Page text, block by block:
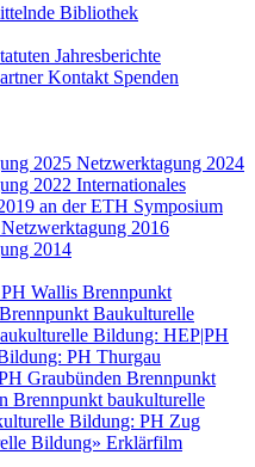
Bibliothek
Jahresberichte
Kontakt Spenden
2025 Netzwerktagung 2024
2022 Internationales
an der ETH Symposium
Netzwerktagung 2016
2014
Wallis Brennpunkt
Brennpunkt Baukulturelle
Bildung: HEP|PH
PH Thurgau
Graubünden Brennpunkt
Brennpunkt baukulturelle
Bildung: PH Zug
Bildung» Erklärfilm